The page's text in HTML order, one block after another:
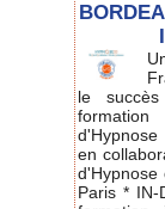
le
formation
en
d'Hypnose
Paris * IN-